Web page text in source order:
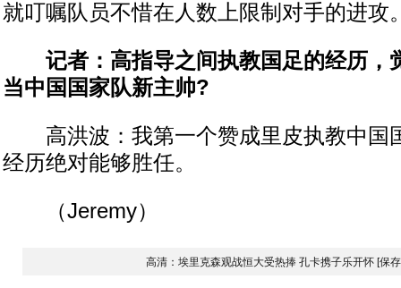
就叮嘱队员不惜在人数上限制对手的进攻
记者：高指导之间执教国足的经历，
当中国国家队新主帅?
高洪波：我第一个赞成里皮执教中国
经历绝对能够胜任。
（Jeremy）
高清：埃里克森观战恒大受热捧 孔卡携子乐开怀 [保